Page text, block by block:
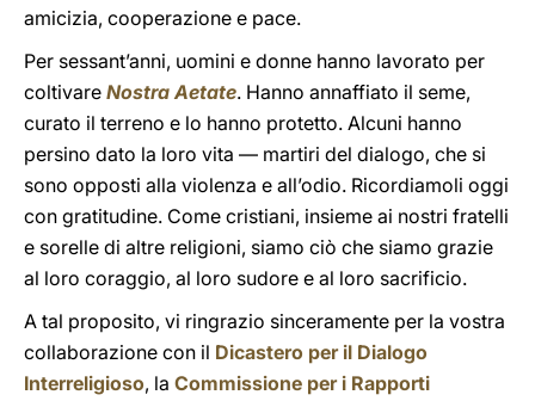
amicizia, cooperazione e pace.
Per sessant’anni, uomini e donne hanno lavorato per
coltivare Nostra Aetate. Hanno annaffiato il seme,
curato il terreno e lo hanno protetto. Alcuni hanno
persino dato la loro vita — martiri del dialogo, che si
sono opposti alla violenza e all’odio. Ricordiamoli oggi
con gratitudine. Come cristiani, insieme ai nostri fratelli
e sorelle di altre religioni, siamo ciò che siamo grazie
al loro coraggio, al loro sudore e al loro sacrificio.
A tal proposito, vi ringrazio sinceramente per la vostra
collaborazione con il Dicastero per il Dialogo
Interreligioso, la Commissione per i Rapporti